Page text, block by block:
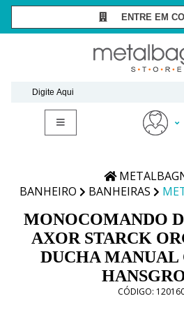
ENTRE EM
SÃO PAULO - (11)
RIO DE JANEIRO -
BANHEIRO
BANHEIRAS
MONOCOMANDO
AXOR STARCK
DUCHA MANUAL
CÓDIGO: